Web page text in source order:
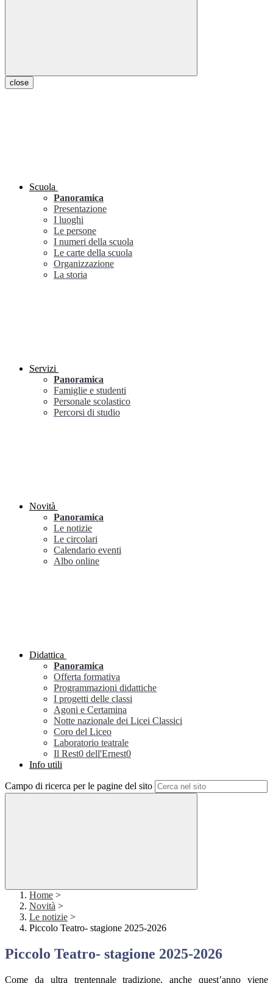
close
Scuola
Panoramica
Presentazione
I luoghi
Le persone
I numeri della scuola
Le carte della scuola
Organizzazione
La storia
Servizi
Panoramica
Famiglie e studenti
Personale scolastico
Percorsi di studio
Novità
Panoramica
Le notizie
Le circolari
Calendario eventi
Albo online
Didattica
Panoramica
Offerta formativa
Programmazioni didattiche
I progetti delle classi
Agoni e Certamina
Notte nazionale dei Licei Classici
Coro del Liceo
Laboratorio teatrale
Il Rest0 dell'Ernest0
Info utili
Campo di ricerca per le pagine del sito
Home >
Novità >
Le notizie >
Piccolo Teatro- stagione 2025-2026
Piccolo Teatro- stagione 2025-2026
Come da ultra trentennale tradizione, anche quest’anno viene